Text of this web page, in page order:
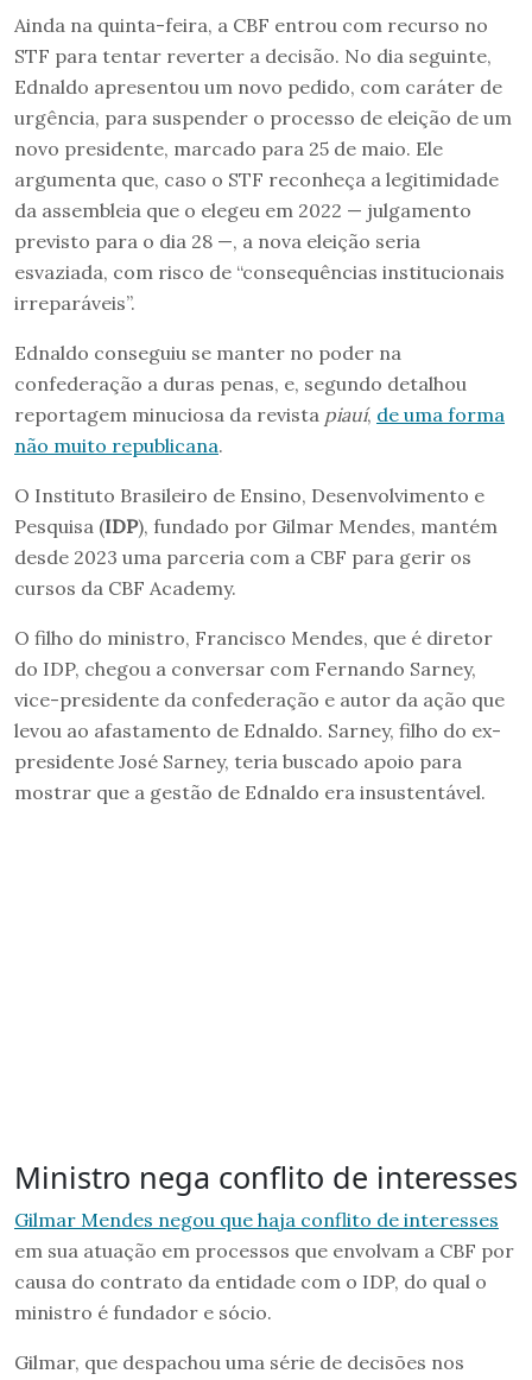
Ainda na quinta-feira, a CBF entrou com recurso no
STF para tentar reverter a decisão. No dia seguinte,
Ednaldo apresentou um novo pedido, com caráter de
urgência, para suspender o processo de eleição de um
novo presidente, marcado para 25 de maio. Ele
argumenta que, caso o STF reconheça a legitimidade
da assembleia que o elegeu em 2022 — julgamento
previsto para o dia 28 —, a nova eleição seria
esvaziada, com risco de “consequências institucionais
irreparáveis”.
Ednaldo conseguiu se manter no poder na
confederação a duras penas, e, segundo detalhou
reportagem minuciosa da revista piauí, de uma forma
não muito republicana.
O Instituto Brasileiro de Ensino, Desenvolvimento e
Pesquisa (IDP), fundado por Gilmar Mendes, mantém
desde 2023 uma parceria com a CBF para gerir os
cursos da CBF Academy.
O filho do ministro, Francisco Mendes, que é diretor
do IDP, chegou a conversar com Fernando Sarney,
vice-presidente da confederação e autor da ação que
levou ao afastamento de Ednaldo. Sarney, filho do ex-
presidente José Sarney, teria buscado apoio para
mostrar que a gestão de Ednaldo era insustentável.
Ministro nega conflito de interesses
Gilmar Mendes negou que haja conflito de interesses
em sua atuação em processos que envolvam a CBF por
causa do contrato da entidade com o IDP, do qual o
ministro é fundador e sócio.
Gilmar, que despachou uma série de decisões nos